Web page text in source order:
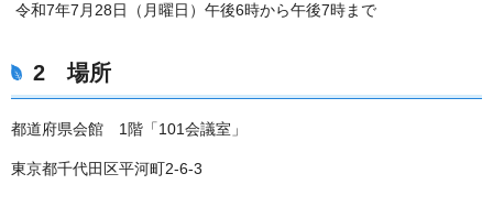
令和7年7月28日（月曜日）午後6時から午後7時まで
2 場所
都道府県会館 1階「101会議室」
東京都千代田区平河町2-6-3